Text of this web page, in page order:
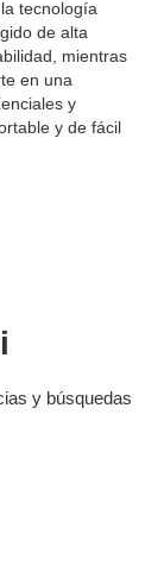
tecnología
de alta
mientras
en una
y
y de fácil
y búsquedas